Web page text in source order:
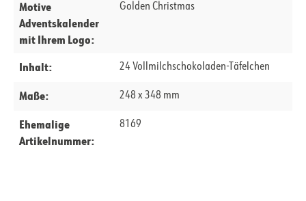
Motive
Adventskalender
mit Ihrem Logo:
Golden Christmas
Inhalt: 24 Vollmilchschokoladen-Täfelchen
Maße: 248 x 348 mm
Ehemalige
Artikelnummer:
8169